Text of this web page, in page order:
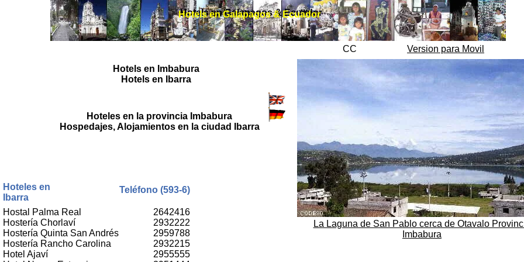
Hotels en Galapagos & Ecuador
Hotels en Galapagos & Ecuador
Hotels en Imbabura
Hotels en Ibarra
Hoteles en la provincia Imbabura
Hospedajes, Alojamientos en la ciudad Ibarra
Teléfono (593-6)
Hoteles en
Ibarra
Hostal Palma Real
Hostería Chorlaví
Hostería Quinta San Andrés
Hostería Rancho Carolina
Hotel Ajaví
2642416
2932222
2959788
2932215
2955555
La Laguna de San Pablo cerca de Otavalo
Imbabura
Version para Movil
CC